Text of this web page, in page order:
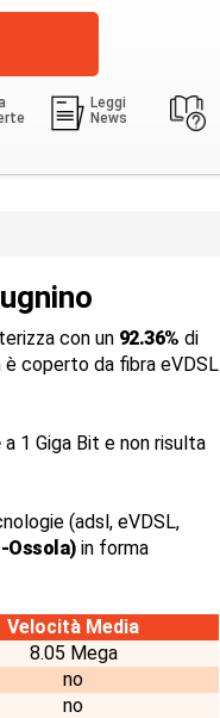
Leggi
News
con un 92.36% di
coperto da fibra eVDSL
a 1 Giga Bit e non risulta
(adsl, eVDSL,
Ossola)in forma
Velocità Media
8.05 Mega
no
no